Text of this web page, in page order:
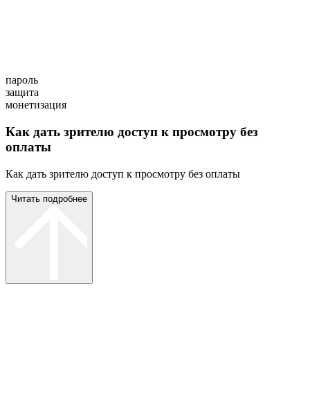
пароль
защита
монетизация
Как дать зрителю доступ к просмотру без
оплаты
Как дать зрителю доступ к просмотру без оплаты
Читать подробнее